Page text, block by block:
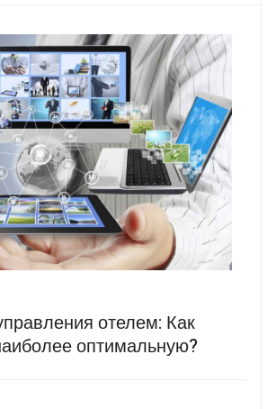
отелем: Как
оптимальную?